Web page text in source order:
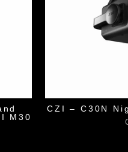
M30
CZI – C30N